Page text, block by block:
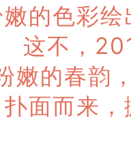
的色彩
这不，
嫩的春韵
扑面而来